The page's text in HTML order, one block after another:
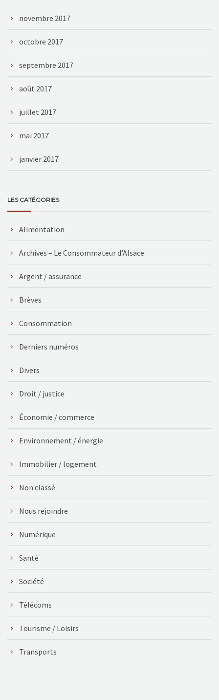
novembre 2017
octobre 2017
septembre 2017
août 2017
juillet 2017
mai 2017
janvier 2017
LES CATÉGORIES
Alimentation
Archives – Le Consommateur d'Alsace
Argent / assurance
Brèves
Consommation
Derniers numéros
Divers
Droit / justice
Économie / commerce
Environnement / énergie
Immobilier / logement
Non classé
Nous rejoindre
Numérique
Santé
Société
Télécoms
Tourisme / Loisirs
Transports